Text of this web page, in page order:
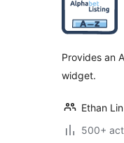
Provides an
widget.
Ethan Lin
500+